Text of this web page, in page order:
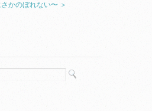
かのぼれない〜 ＞